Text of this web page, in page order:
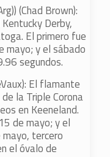
(Chad Brown):
Derby,
El primero fue
y el sábado
segundos.
El flamante
la Triple Corona
en Keeneland.
de mayo; y el
tercero
el óvalo de